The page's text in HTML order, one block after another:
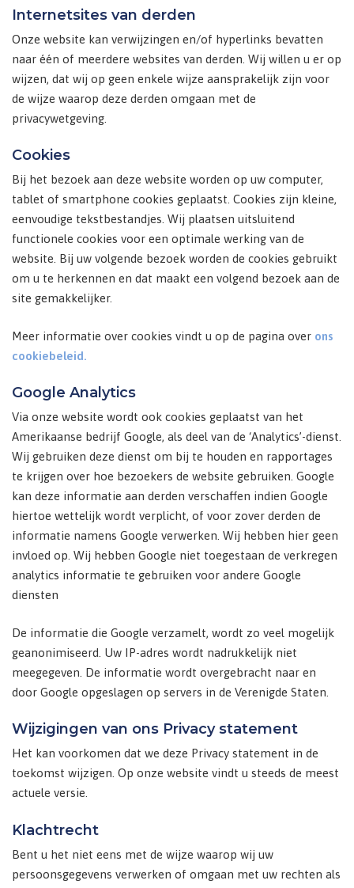
Internetsites van derden
Onze website kan verwijzingen en/of hyperlinks bevatten
naar één of meerdere websites van derden. Wij willen u er op
wijzen, dat wij op geen enkele wijze aansprakelijk zijn voor
de wijze waarop deze derden omgaan met de
privacywetgeving.
Cookies
Bij het bezoek aan deze website worden op uw computer,
tablet of smartphone cookies geplaatst. Cookies zijn kleine,
eenvoudige tekstbestandjes. Wij plaatsen uitsluitend
functionele cookies voor een optimale werking van de
website. Bij uw volgende bezoek worden de cookies gebruikt
om u te herkennen en dat maakt een volgend bezoek aan de
site gemakkelijker.
Meer informatie over cookies vindt u op de pagina over ons
cookiebeleid.
Google Analytics
Via onze website wordt ook cookies geplaatst van het
Amerikaanse bedrijf Google, als deel van de ‘Analytics’-dienst.
Wij gebruiken deze dienst om bij te houden en rapportages
te krijgen over hoe bezoekers de website gebruiken. Google
kan deze informatie aan derden verschaffen indien Google
hiertoe wettelijk wordt verplicht, of voor zover derden de
informatie namens Google verwerken. Wij hebben hier geen
invloed op. Wij hebben Google niet toegestaan de verkregen
analytics informatie te gebruiken voor andere Google
diensten
De informatie die Google verzamelt, wordt zo veel mogelijk
geanonimiseerd. Uw IP-adres wordt nadrukkelijk niet
meegegeven. De informatie wordt overgebracht naar en
door Google opgeslagen op servers in de Verenigde Staten.
Wijzigingen van ons Privacy statement
Het kan voorkomen dat we deze Privacy statement in de
toekomst wijzigen. Op onze website vindt u steeds de meest
actuele versie.
Klachtrecht
Bent u het niet eens met de wijze waarop wij uw
persoonsgegevens verwerken of omgaan met uw rechten als